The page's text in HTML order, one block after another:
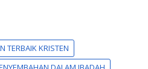
TERBAIK KRISTEN